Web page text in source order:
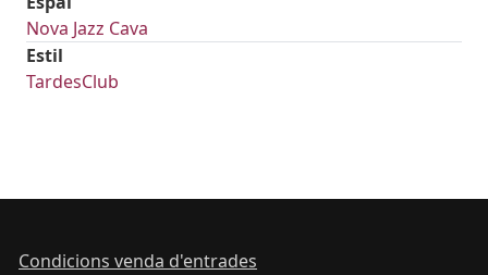
Nova Jazz Cava
Estil
TardesClub
Condicions venda d'entrades